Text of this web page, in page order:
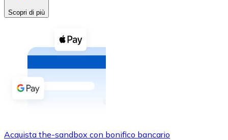
Acquista criptovalute in contanti e altri mezzi di
Bonifico SEPA
Aggiungi fondi al tuo conto Bitnovo o fai acquisti
Carta di credito / debito
Scopri di più
Acquista the-sandbox con bonifico bancario